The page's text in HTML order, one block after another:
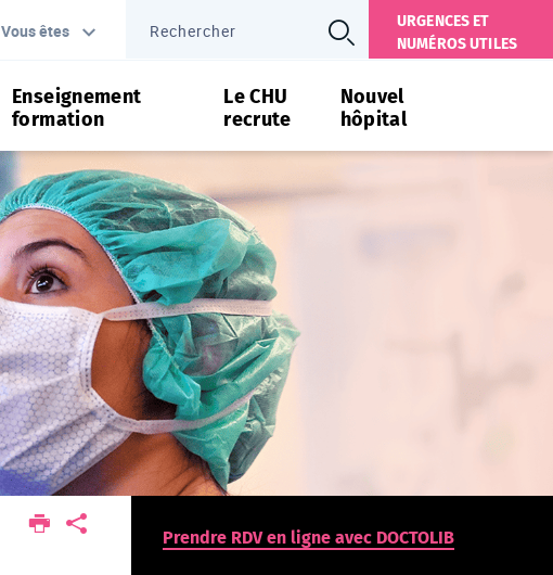
Vous êtes
URGENCES ET
NUMÉROS UTILES
Enseignement
formation
Le CHU
recrute
Nouvel
hôpital
Prendre RDV en ligne avec DOCTOLIB